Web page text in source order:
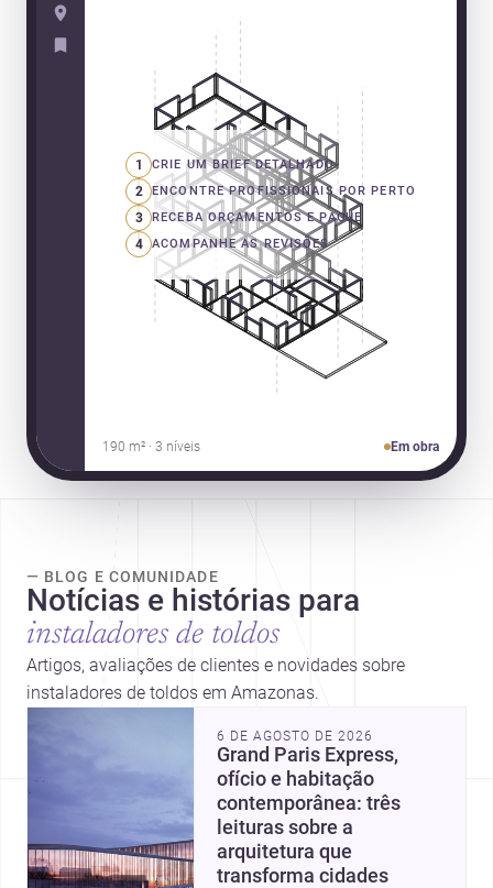
1 CRIE UM BRIEF DETALHADO
2 ENCONTRE PROFISSIONAIS POR PERTO
3 RECEBA ORÇAMENTOS E PAGUE
4 ACOMPANHE AS REVISÕES
190 m² · 3 níveis Em obra
— BLOG E COMUNIDADE
Notícias e histórias para
instaladores de toldos
Artigos, avaliações de clientes e novidades sobre
instaladores de toldos em Amazonas.
6 DE AGOSTO DE 2026
Grand Paris Express,
ofício e habitação
contemporânea: três
leituras sobre a
arquitetura que
transforma cidades